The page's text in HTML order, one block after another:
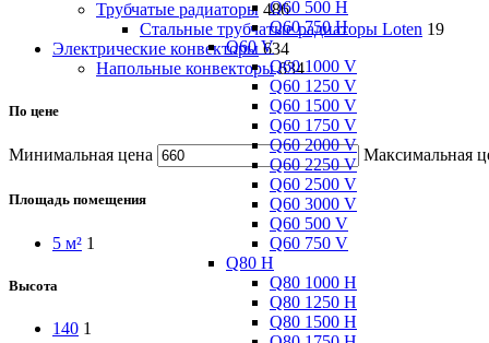
Q60 500 H
Q60 750 H
Q60 V
Q60 1000 V
Q60 1250 V
Q60 1500 V
Q60 1750 V
Q60 2000 V
Q60 2250 V
Q60 2500 V
Q60 3000 V
Q60 500 V
Q60 750 V
Q80 H
Q80 1000 H
Q80 1250 H
Q80 1500 H
Трубчатые радиаторы 486
Cтальные трубчатые радиаторы Loten 19
Электрические конвекторы 634
Напольные конвекторы 634
По цене
Минимальная цена Максимальная
Площадь помещения
5 м² 1
Высота
140 1